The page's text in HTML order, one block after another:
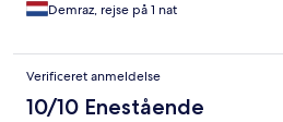
Demraz, rejse på 1 nat
Verificeret anmeldelse
10/10 Enestående